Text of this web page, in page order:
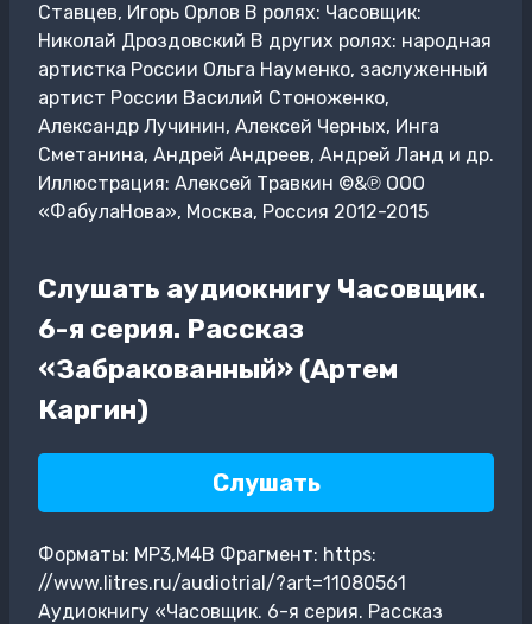
Ставцев, Игорь Орлов В ролях: Часовщик:
Николай Дроздовский В других ролях: народная
артистка России Ольга Науменко, заслуженный
артист России Василий Стоноженко,
Александр Лучинин, Алексей Черных, Инга
Сметанина, Андрей Андреев, Андрей Ланд и др.
Иллюстрация: Алексей Травкин ©&℗ ООО
«ФабулаНова», Москва, Россия 2012-2015
Слушать аудиокнигу Часовщик.
6-я серия. Рассказ
«Забракованный» (Артем
Каргин)
Слушать
Форматы: MP3,M4B Фрагмент: https:
//www.litres.ru/audiotrial/?art=11080561
Аудиокнигу «Часовщик. 6-я серия. Рассказ